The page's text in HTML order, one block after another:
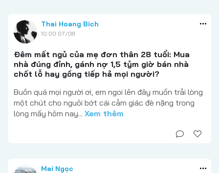
Thai Hoang Bich
10:00 07/08
Đêm mất ngủ của mẹ đơn thân 28 tuổi: Mua
nhà đúng đỉnh, gánh nợ 1,5 tỷm giờ bán nhà
chốt lỗ hay gồng tiếp hả mọi người?
Buồn quá mọi người ơi, em ngoi lên đây muốn trải lòng
một chút cho nguôi bớt cái cảm giác đè nặng trong
lòng mấy hôm nay... Xem thêm
Mai Ngọc